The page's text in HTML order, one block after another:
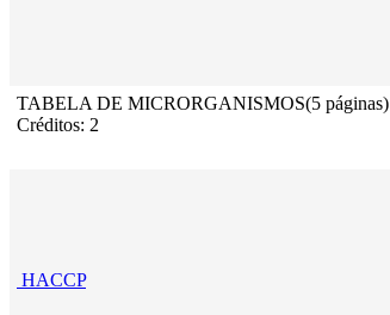
TABELA DE MICRORGANISMOS(5 páginas)
Créditos: 2
HACCP